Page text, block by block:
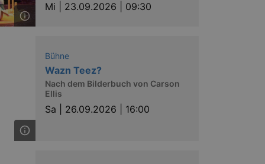
Mi | 23.09.2026 | 09:30
Bühne
Wazn Teez?
Nach dem Bilderbuch von Carson
Ellis
Sa | 26.09.2026 | 16:00
Analytics - which is a
used analytics service. This
a randomly
and campaign data for the
after 2 years, although
Analytics. This
2017 no information is
update a unique value for
Analytics, according
rate - limiting the
after 10 minutes.